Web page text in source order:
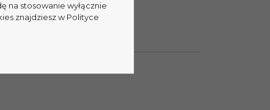
na stosowanie wyłącznie
znajdziesz w Polityce